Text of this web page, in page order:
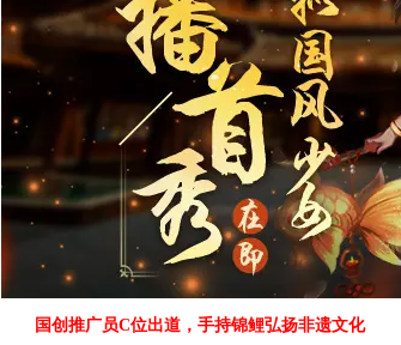
国创推广员C位出道，手持锦鲤弘扬非遗文化